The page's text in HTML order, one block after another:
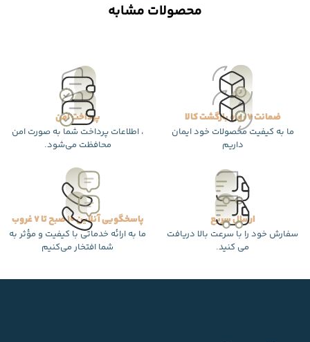
محصولات مشابه
ضمانت 7 روزه بازگشت کالا
ما به کیفیت محصولات خود ایمان
داریم
پرداخت امن
، اطلاعات پرداخت شما به صورت امن
محافظت می‌شود.
ارسال سریع
سفارش خود را با سرعت بالا دریافت
می کنید.
پاسخگویی آنلاین 10 صبح تا 7 غروب
ما به ارائه خدماتی با کیفیت و مؤثر به
شما افتخار می‌کنیم